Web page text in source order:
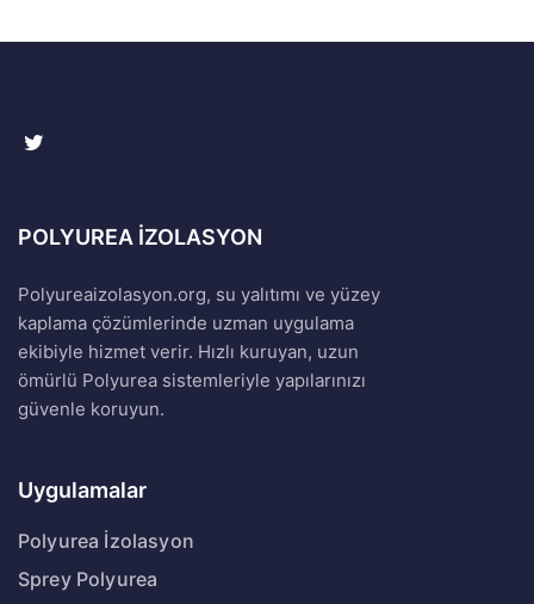
POLYUREA İZOLASYON
Polyureaizolasyon.org, su yalıtımı ve yüzey
kaplama çözümlerinde uzman uygulama
ekibiyle hizmet verir. Hızlı kuruyan, uzun
ömürlü Polyurea sistemleriyle yapılarınızı
güvenle koruyun.
Uygulamalar
Polyurea İzolasyon
Sprey Polyurea